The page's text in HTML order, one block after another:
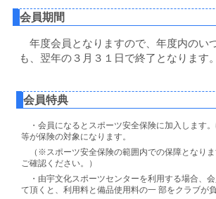
会員期間
年度会員となりますので、年度内のい
も、翌年の３月３１日で終了となります。
会員特典
・会員になるとスポーツ安全保険に加入します
等が保険の対象になります。
（※スポーツ安全保険の範囲内での保障となり
ご確認ください。）
・由宇文化スポーツセンターを利用する場合、
て頂くと、利用料と備品使用料の一 部をクラブが負